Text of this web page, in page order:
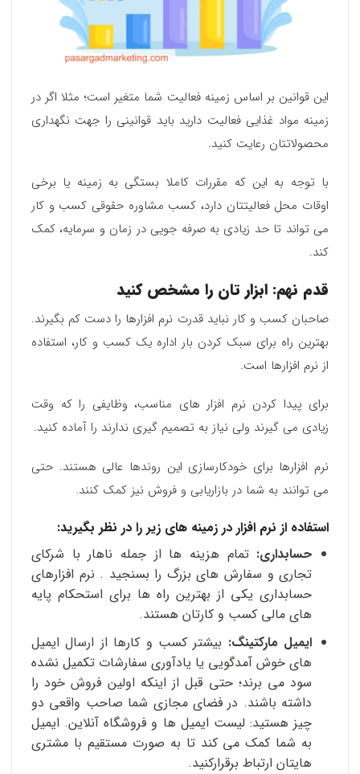
این قوانین بر اساس زمینه فعالیت شما متغیر است؛ مثلا اگر در
زمینه مواد غذایی فعالیت دارید باید قوانینی را جهت نگهداری
محصولاتتان رعایت کنید.
با توجه به این که مقررات کاملا بستگی به زمینه یا برخی
اوقات محل فعالیتتان دارد، کسب مشاوره حقوقی کسب و کار
می تواند تا حد زیادی به صرفه جویی در زمان و سرمایه، کمک
کند.
قدم نهم: ابزار تان را مشخص کنید
صاحبان کسب و کار نباید قدرت نرم افزارها را دست کم بگیرند.
بهترین راه برای سبک کردن بار اداره یک کسب و کار، استفاده
از نرم افزارها است.
برای پیدا کردن نرم افزار های مناسب، وظایفی را که وقت
زیادی می گیرند ولی نیاز به تصمیم گیری ندارند را آماده کنید.
نرم افزارها برای خودکارسازی این روندها عالی هستند. حتی
می توانند به شما در بازاریابی و فروش نیز کمک کنند.
استفاده از نرم افزار در زمینه های زیر را در نظر بگیرید:
حسابداری: تمام هزینه ها از جمله ناهار با شرکای
تجاری و سفارش های بزرگ را بسنجید . نرم افزارهای
حسابداری یکی از بهترین راه ها برای استحکام پایه
های مالی کسب و کارتان هستند.
ایمیل مارکتینگ: بیشتر کسب و کارها از ارسال ایمیل
های خوش آمدگویی یا یادآوری سفارشات تکمیل نشده
سود می برند؛ حتی قبل از اینکه اولین فروش خود را
داشته باشند. در فضای مجازی شما صاحب واقعی دو
چیز هستید: لیست ایمیل ها و فروشگاه آنلاین‌. ایمیل
به شما کمک می کند تا به صورت مستقیم با مشتری
هایتان ارتباط برقرارکنید.